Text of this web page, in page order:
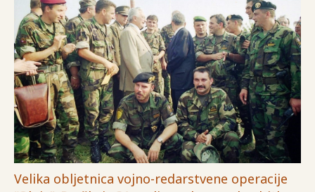
Velika obljetnica vojno-redarstvene operacije